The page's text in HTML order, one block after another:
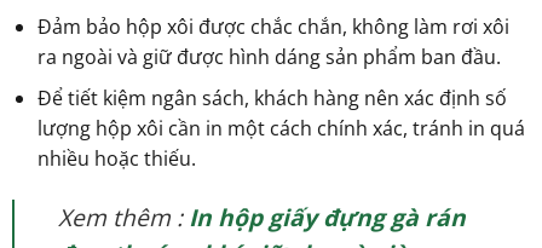
Đảm bảo hộp xôi được chắc chắn, không làm rơi xôi
ra ngoài và giữ được hình dáng sản phẩm ban đầu.
Để tiết kiệm ngân sách, khách hàng nên xác định số
lượng hộp xôi cần in một cách chính xác, tránh in quá
nhiều hoặc thiếu.
Xem thêm :In hộp giấy đựng gà rán